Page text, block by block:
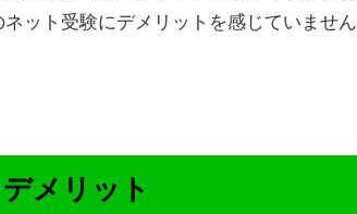
ット受験にデメリットを感じていませ
メリット